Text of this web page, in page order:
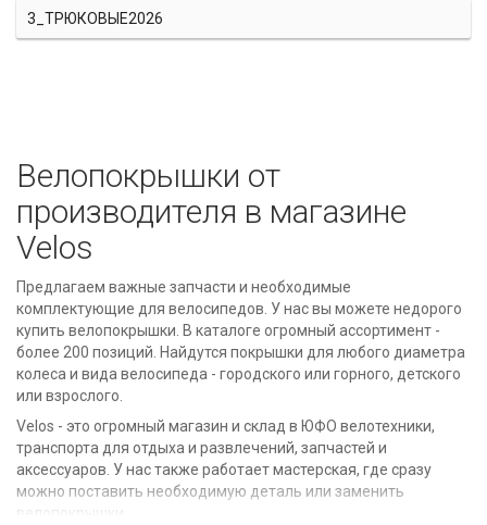
3_ТРЮКОВЫЕ2026
Велопокрышки от
производителя в магазине
Velos
Предлагаем важные запчасти и необходимые
комплектующие для велосипедов. У нас вы можете недорого
купить велопокрышки. В каталоге огромный ассортимент -
более 200 позиций. Найдутся покрышки для любого диаметра
колеса и вида велосипеда - городского или горного, детского
или взрослого.
Velos - это огромный магазин и склад в ЮФО велотехники,
транспорта для отдыха и развлечений, запчастей и
аксессуаров. У нас также работает мастерская, где сразу
можно поставить необходимую деталь или заменить